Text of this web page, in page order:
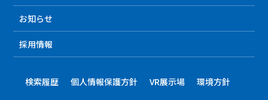
お知らせ
採用情報
検索履歴 個人情報保護方針 VR展示場 環境方針